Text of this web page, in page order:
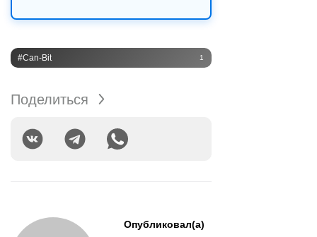
#Can-Bit 1
Поделиться
Опубликовал(а)